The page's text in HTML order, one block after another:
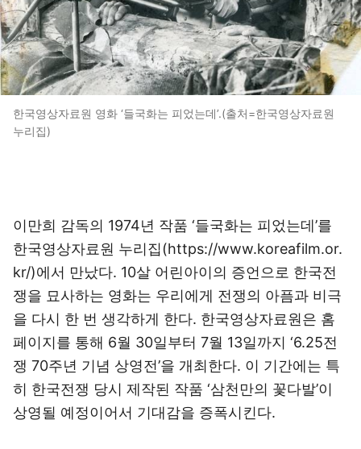
한국영상자료원 영화 ‘들국화는 피었는데’.(출처=한국영상자료원
누리집)
이만희 감독의 1974년 작품 ‘들국화는 피었는데’를
한국영상자료원 누리집(https://www.koreafilm.or.
kr/)에서 만났다. 10살 어린아이의 증언으로 한국전
쟁을 묘사하는 영화는 우리에게 전쟁의 아픔과 비극
을 다시 한 번 생각하게 한다. 한국영상자료원은 홈
페이지를 통해 6월 30일부터 7월 13일까지 ‘6.25전
쟁 70주년 기념 상영전’을 개최한다. 이 기간에는 특
히 한국전쟁 당시 제작된 작품 ‘삼천만의 꽃다발’이
상영될 예정이어서 기대감을 증폭시킨다.